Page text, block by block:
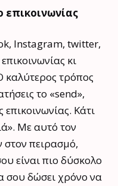
Instagram, twitter,
κι
καλύτερος τρόπος
το «send»,
Κάτι
Με αυτό τον
στον πειρασμό,
είναι πιο δύσκολο
σου δώσει χρόνο να